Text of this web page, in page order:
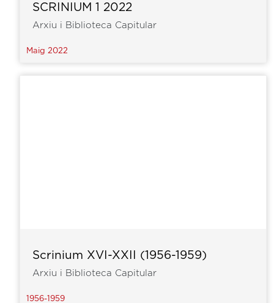
SCRINIUM 1 2022
Arxiu i Biblioteca Capitular
Maig 2022
Scrinium XVI-XXII (1956-1959)
Arxiu i Biblioteca Capitular
1956-1959